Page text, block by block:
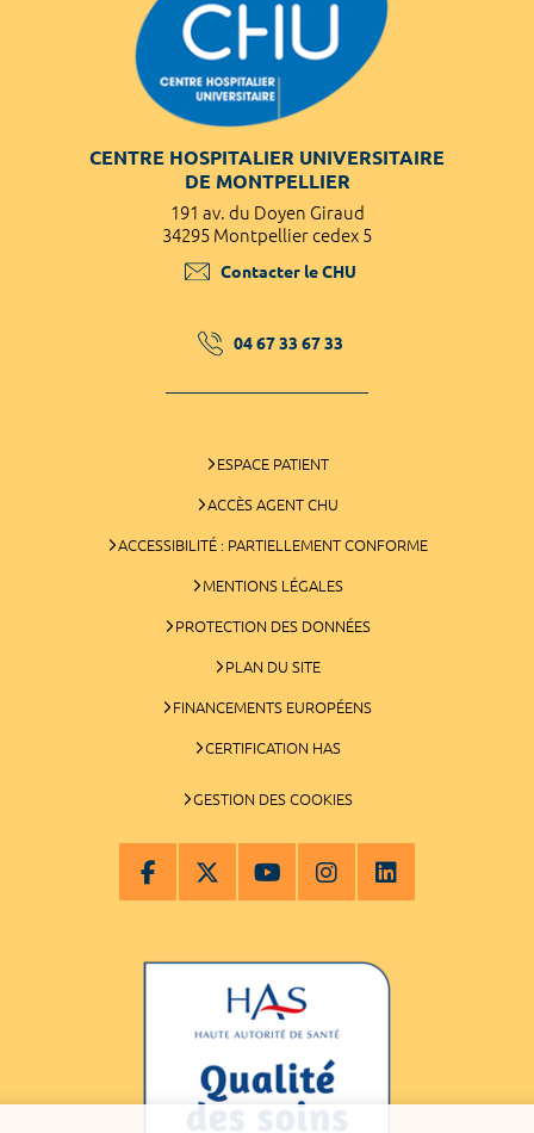
CENTRE HOSPITALIER UNIVERSITAIRE
DE MONTPELLIER
191 av. du Doyen Giraud
34295 Montpellier cedex 5
Contacter le CHU
04 67 33 67 33
ESPACE PATIENT
ACCÈS AGENT CHU
ACCESSIBILITÉ : PARTIELLEMENT CONFORME
MENTIONS LÉGALES
PROTECTION DES DONNÉES
PLAN DU SITE
FINANCEMENTS EUROPÉENS
CERTIFICATION HAS
GESTION DES COOKIES